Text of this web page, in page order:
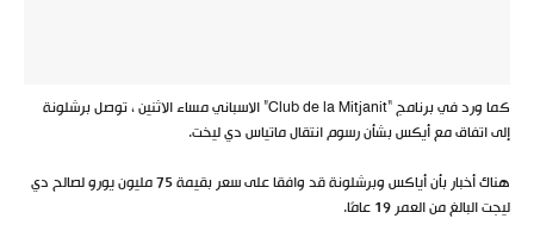
كما ورد في برنامج “Club de la Mitjanit” الاسباني مساء الاثنين ، توصل برشلونة
إلى اتفاق مع أيكس بشأن رسوم انتقال ماتياس دي ليخت.
هناك أخبار بأن أياكس وبرشلونة قد وافقا على سعر بقيمة 75 مليون يورو لصالح دي
ليجت البالغ من العمر 19 عامًا.